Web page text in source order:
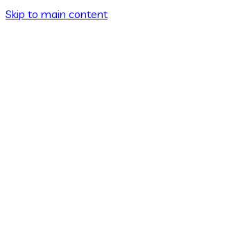
Skip to main content